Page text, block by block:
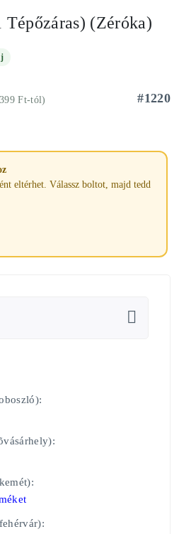
Tépőzáras) (Zéróka)
Ft-tól) #1220
eltérhet. Válassz boltot, majd tedd